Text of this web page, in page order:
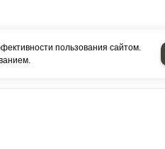
пользования сайтом.